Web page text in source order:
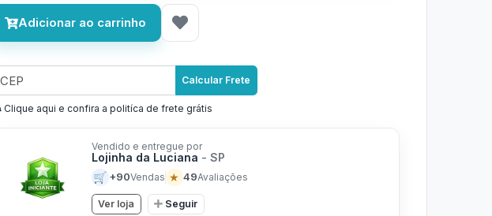
Adicionar ao carrinho
Calcular Frete
Clique aqui e confira a politíca de frete grátis
Vendido e entregue por
Lojinha da Luciana - SP
🛒 +90Vendas ★ 49Avaliações
Ver loja Seguir